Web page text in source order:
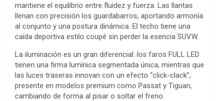
mantiene el equilibrio entre fluidez y fuerza. Las llantas
llenan con precisión los guardabarros, aportando armonía
al conjunto y una postura dinámica. El techo tiene una
caída deportiva estilo coupé sin perder la esencia SUVW.
La iluminación es un gran diferencial: los faros FULL LED
tienen una firma lumínica segmentada única, mientras que
las luces traseras innovan con un efecto “click-clack”,
presente en modelos premium como Passat y Tiguan,
cambiando de forma al pisar o soltar el freno.